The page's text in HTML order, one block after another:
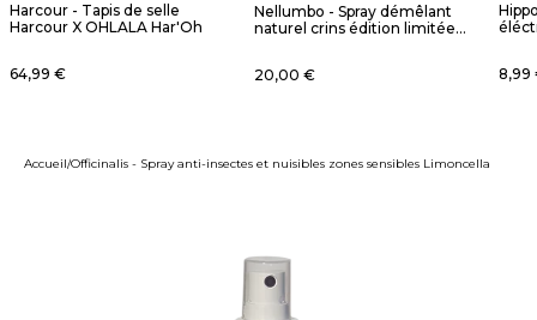
Harcour - Tapis de selle
Harcour X OHLALA Har'Oh
Prix de vente
64,99 €
Nellumbo - Spray démêlant
naturel crins édition limitée
Prix de vente
20,00 € Prix
8,99
Accueil Officinalis - Spray anti-insectes et nuisibles zones sensibles Limoncella